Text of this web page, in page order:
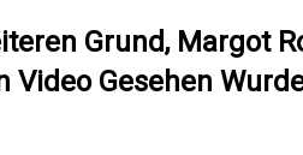
Grund, Margot
Gesehen